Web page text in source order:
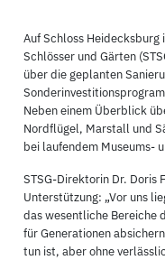
Auf Schloss
Schlösser und Gärten
über die geplanten
Neben einem Überblick
Nordflügel, Marstall und
bei laufendem Museums-
STSG-Direktorin Dr. Doris
Unterstützung: „Vor uns
das wesentliche Bereiche
für Generationen
tun ist, aber ohne